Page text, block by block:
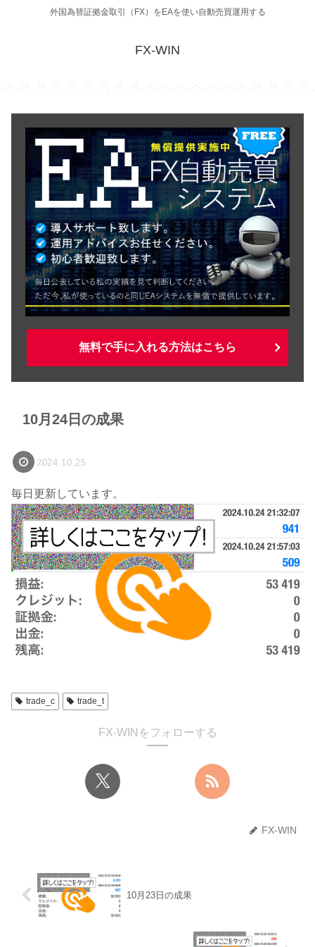
外国為替証拠金取引（FX）をEAを使い自動売買運用する
FX-WIN
無料で手に入れる方法はこちら
10月24日の成果
2024.10.25
毎日更新しています。
trade_c trade_t
FX-WINをフォローする
FX-WIN
10月23日の成果